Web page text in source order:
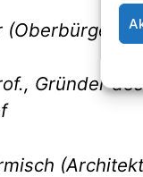
Gründer